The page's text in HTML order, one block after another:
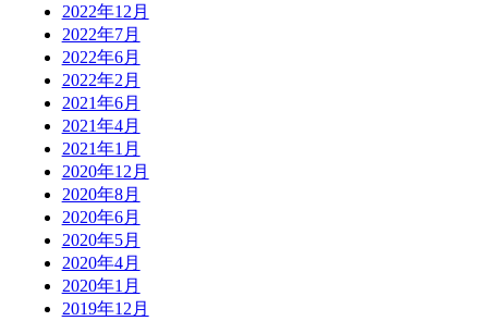
2022年12月
2022年7月
2022年6月
2022年2月
2021年6月
2021年4月
2021年1月
2020年12月
2020年8月
2020年6月
2020年5月
2020年4月
2020年1月
2019年12月